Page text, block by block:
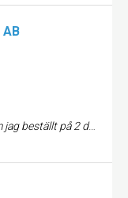
2 dagar. Superservice